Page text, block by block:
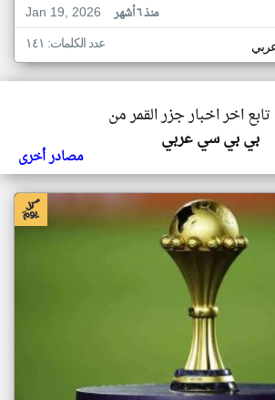
Jan 19, 2026
منذ ٦ أشهر
عدد الكلمات: ١٤١
تابع اخر اخبار جزر القمر من
بي بي سي عربي
مصادر أخرى